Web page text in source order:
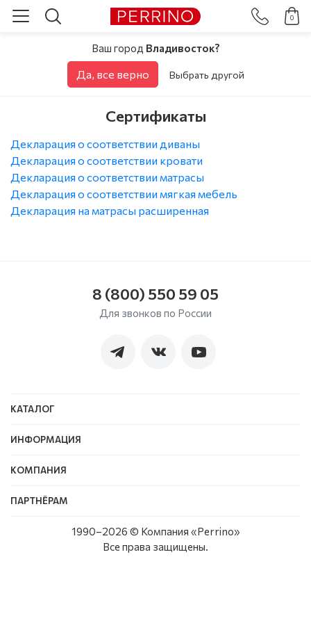
0
Ваш город Владивосток?
Да, все верно Выбрать другой
Сертификаты
Декларация о соответствии диваны
Декларация о соответствии кровати
Декларация о соответствии матрасы
Декларация о соответствии мягкая мебель
Декларация на матрасы расширенная
8 (800) 550 59 05
Для звонков по России
КАТАЛОГ
ИНФОРМАЦИЯ
КОМПАНИЯ
ПАРТНЁРАМ
1990–2026 © Компания «Perrino»
Все права защищены.